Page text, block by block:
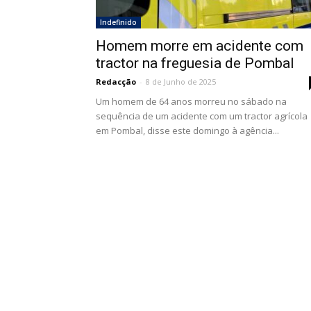
Indefinido
Homem morre em acidente com
tractor na freguesia de Pombal
Redacção - 8 de Junho de 2025
Um homem de 64 anos morreu no sábado na
sequência de um acidente com um tractor agrícola
em Pombal, disse este domingo à agência...